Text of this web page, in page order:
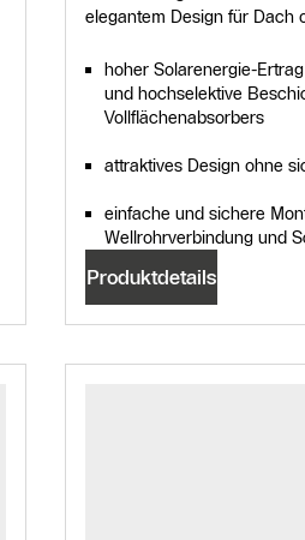
elegantem Design für Dach
hoher Solarenergie-
und hochselektive
Vollflächenabsorbers
attraktives Design ohne
einfache und sichere
Wellrohrverbindung und
Produktdetails